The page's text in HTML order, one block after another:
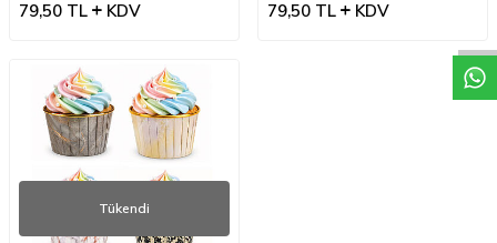
79,50 TL KDV 79,50 TL KDV
Tükendi